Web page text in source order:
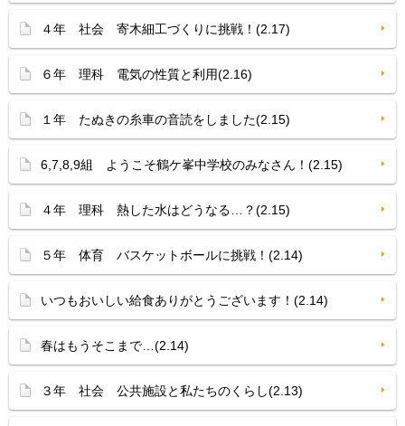
４年 社会 寄木細工づくりに挑戦！(2.17)
６年 理科 電気の性質と利用(2.16)
１年 たぬきの糸車の音読をしました(2.15)
6,7,8,9組 ようこそ鶴ケ峯中学校のみなさん！(2.15)
４年 理科 熱した水はどうなる…？(2.15)
５年 体育 バスケットボールに挑戦！(2.14)
いつもおいしい給食ありがとうございます！(2.14)
春はもうそこまで…(2.14)
３年 社会 公共施設と私たちのくらし(2.13)